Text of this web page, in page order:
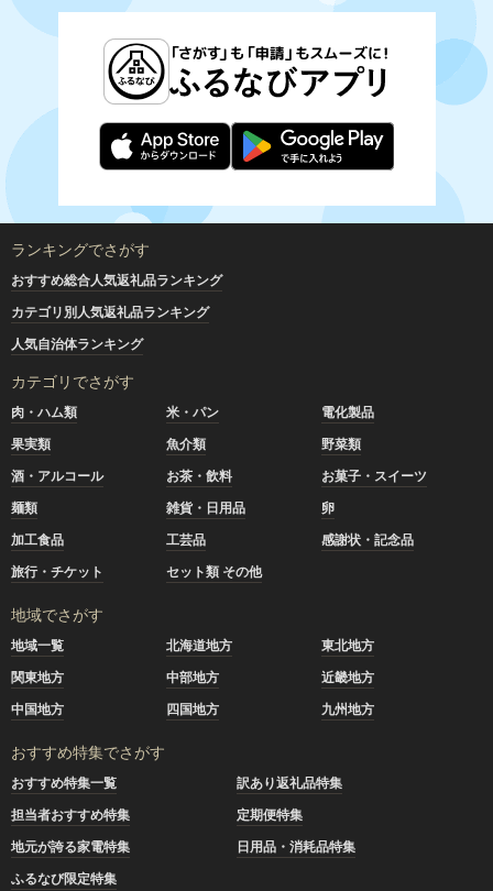
ランキングでさがす
おすすめ総合人気返礼品ランキング
カテゴリ別人気返礼品ランキング
人気自治体ランキング
カテゴリでさがす
肉・ハム類 米・パン
電化製品
果実類
魚介類
野菜類
酒・アルコール
お茶・飲料
お菓子・スイーツ
麺類
雑貨・日用品
卵
加工食品
工芸品
感謝状・記念品
旅行・チケット
セット類 その他
地域でさがす
地域一覧 北海道地方
東北地方
関東地方
中部地方
近畿地方
中国地方
四国地方 九州地方
おすすめ特集でさがす
おすすめ特集一覧
訳あり返礼品特集
担当者おすすめ特集
定期便特集
地元が誇る家電特集
日用品・消耗品特集
ふるなび限定特集